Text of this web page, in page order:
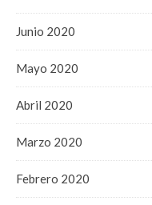
Junio 2020
Mayo 2020
Abril 2020
Marzo 2020
Febrero 2020